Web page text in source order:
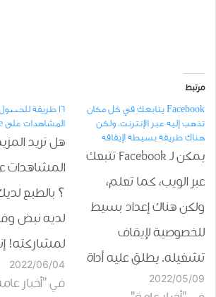
مرتبط
Facebook يتابعك في كل مكان
تذهب إليه عبر الإنترنت، ولكن
هناك طريقة بسيطة لإيقافه
يمكن لـ Facebook تتبعك
عبر الويب، كما تعلم،
ولكن هناك إعداد بسيط
للخصوصية لإيقاف
تشغيله. يطلق عليه أداة
2022/05/09
16 طريقة
المشاهدات على YouTube
هل تريد
؟ بالطبع
لديه نبض
لمشاركته!
فقط. يوتيوب
2022/06/04
في "أخبار